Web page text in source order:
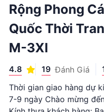
Rộng Phong
Quốc Thời
M-3Xl
4.8 19 Đánh Giá
Thời gian giao hàng dự
7-9 ngày Chào mừng